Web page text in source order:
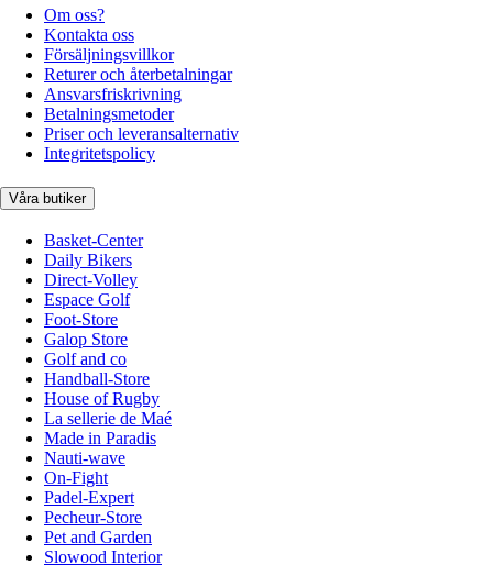
Om oss?
Kontakta oss
Försäljningsvillkor
Returer och återbetalningar
Ansvarsfriskrivning
Betalningsmetoder
Priser och leveransalternativ
Integritetspolicy
Våra butiker
Basket-Center
Daily Bikers
Direct-Volley
Espace Golf
Foot-Store
Galop Store
Golf and co
Handball-Store
House of Rugby
La sellerie de Maé
Made in Paradis
Nauti-wave
On-Fight
Padel-Expert
Pecheur-Store
Pet and Garden
Slowood Interior